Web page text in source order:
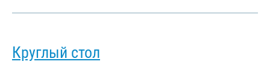
Круглый стол